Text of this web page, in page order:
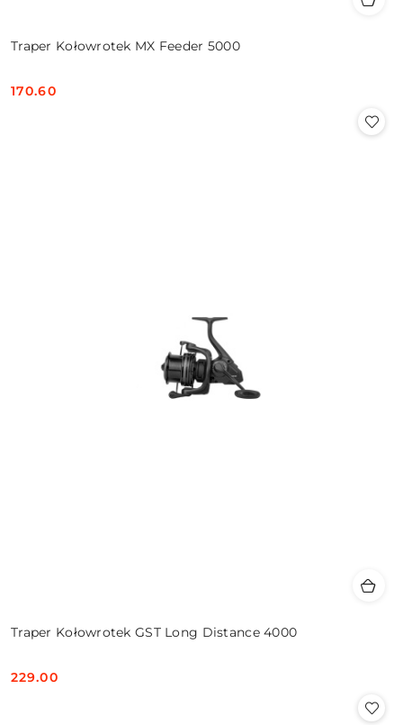
Traper Kołowrotek MX Feeder 5000
Cena:
170.60
Traper Kołowrotek GST Long Distance 4000
Cena:
229.00